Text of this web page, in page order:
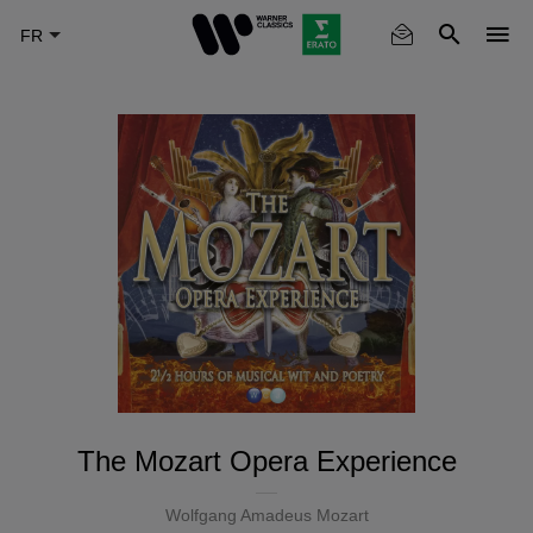
The Mozart Opera Experience
Wolfgang Amadeus Mozart